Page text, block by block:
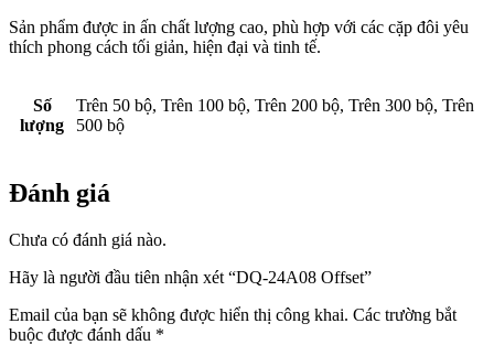
Sản phẩm được in ấn chất lượng cao, phù hợp với các cặp đôi yêu
thích phong cách tối giản, hiện đại và tinh tế.
Số
lượng
Trên 50 bộ, Trên 100 bộ, Trên 200 bộ, Trên 300 bộ, Trên
500 bộ
Đánh giá
Chưa có đánh giá nào.
Hãy là người đầu tiên nhận xét “DQ-24A08 Offset”
Email của bạn sẽ không được hiển thị công khai. Các trường bắt
buộc được đánh dấu *